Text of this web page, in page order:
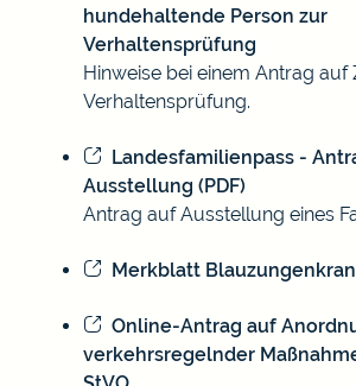
hundehaltende Person zur
Verhaltensprüfung
Hinweise bei einem Antrag
Verhaltensprüfung.
Landesfamilienpass -
Ausstellung (PDF)
Antrag auf Ausstellung eines
Merkblatt
Online-Antrag auf
verkehrsregelnder